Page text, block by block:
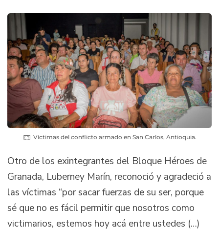
Víctimas del conflicto armado en San Carlos, Antioquia.
Otro de los exintegrantes del Bloque Héroes de
Granada, Luberney Marín, reconoció y agradeció a
las víctimas “por sacar fuerzas de su ser, porque
sé que no es fácil permitir que nosotros como
victimarios, estemos hoy acá entre ustedes (…)